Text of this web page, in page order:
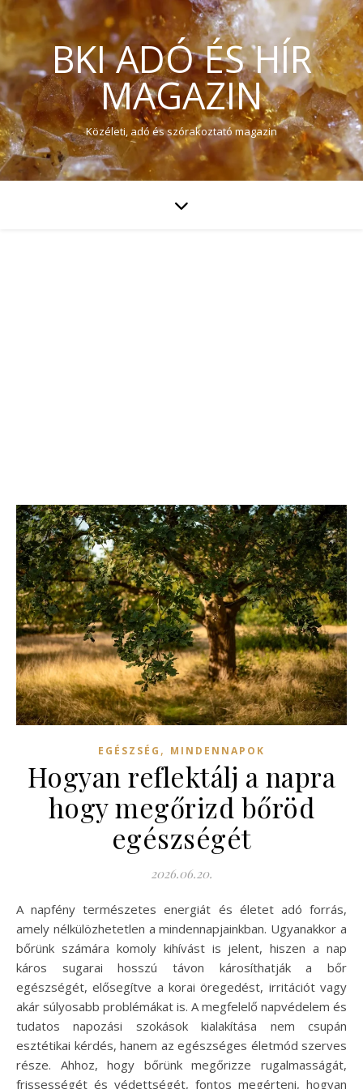
BKI ADÓ ÉS HÍR
MAGAZIN
Közéleti, adó és szórakoztató magazin
EGÉSZSÉG , MINDENNAPOK
Hogyan reflektálj a napra
hogy megőrizd bőröd
egészségét
2026.06.20.
A napfény természetes energiát és életet adó forrás,
amely nélkülözhetetlen a mindennapjainkban. Ugyanakkor a
bőrünk számára komoly kihívást is jelent, hiszen a nap
káros sugarai hosszú távon károsíthatják a bőr
egészségét, elősegítve a korai öregedést, irritációt vagy
akár súlyosabb problémákat is. A megfelelő napvédelem és
tudatos napozási szokások kialakítása nem csupán
esztétikai kérdés, hanem az egészséges életmód szerves
része. Ahhoz, hogy bőrünk megőrizze rugalmasságát,
frissességét és védettségét, fontos megérteni, hogyan